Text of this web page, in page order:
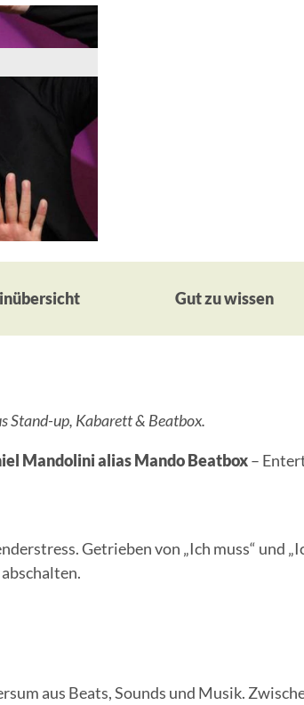
Gut zu wissen
Stand-up, Kabarett & Beatbox.
Mandolini alias Mando Beatbox–
Getrieben von „Ich muss“ und
aus Beats, Sounds und Musik.